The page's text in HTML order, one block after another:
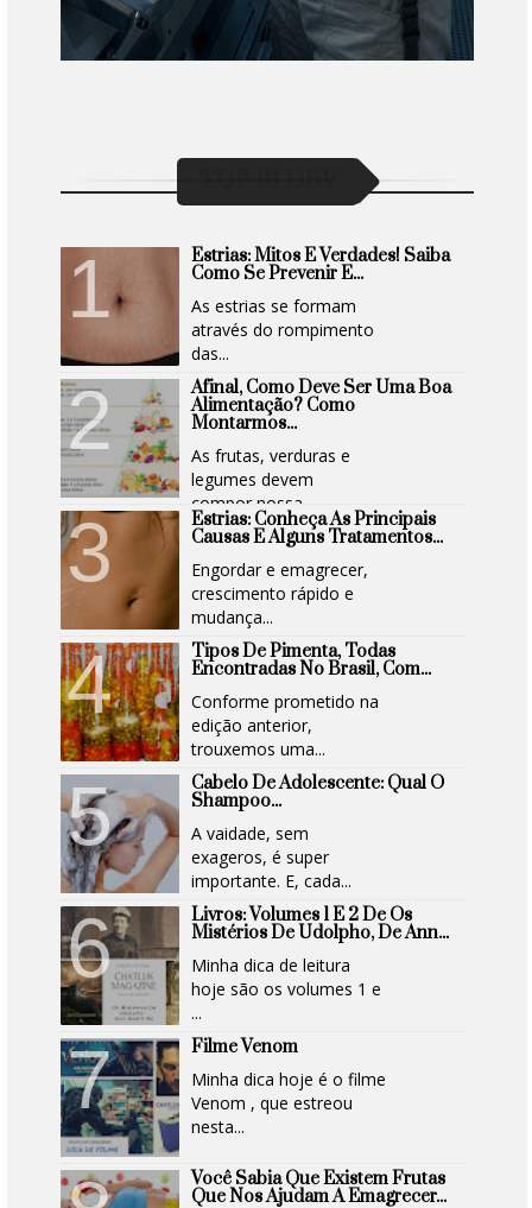
Estrias: Mitos E Verdades! Saiba
Como Se Prevenir E...
As estrias se formam
através do rompimento
das...
Afinal, Como Deve Ser Uma Boa
Alimentação? Como
Montarmos...
As frutas, verduras e
legumes devem
compor nossa...
Estrias: Conheça As Principais
Causas E Alguns Tratamentos...
Engordar e emagrecer,
crescimento rápido e
mudança...
Tipos De Pimenta, Todas
Encontradas No Brasil, Com...
Conforme prometido na
edição anterior,
trouxemos uma...
Cabelo De Adolescente: Qual O
Shampoo...
A vaidade, sem
exageros, é super
importante. E, cada...
Livros: Volumes 1 E 2 De Os
Mistérios De Udolpho, De Ann...
Minha dica de leitura
hoje são os volumes 1 e
...
Filme Venom
Minha dica hoje é o filme
Venom , que estreou
nesta...
Você Sabia Que Existem Frutas
Que Nos Ajudam A Emagrecer...